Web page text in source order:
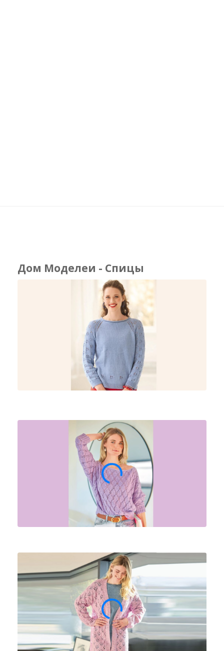
Дом Моделеи - Спицы